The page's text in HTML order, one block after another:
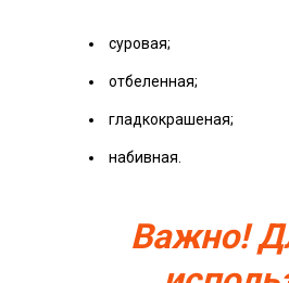
суровая;
отбеленная;
гладкокрашеная;
набивная.
Важно!